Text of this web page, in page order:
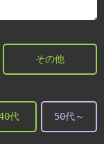
その他
代 50代～